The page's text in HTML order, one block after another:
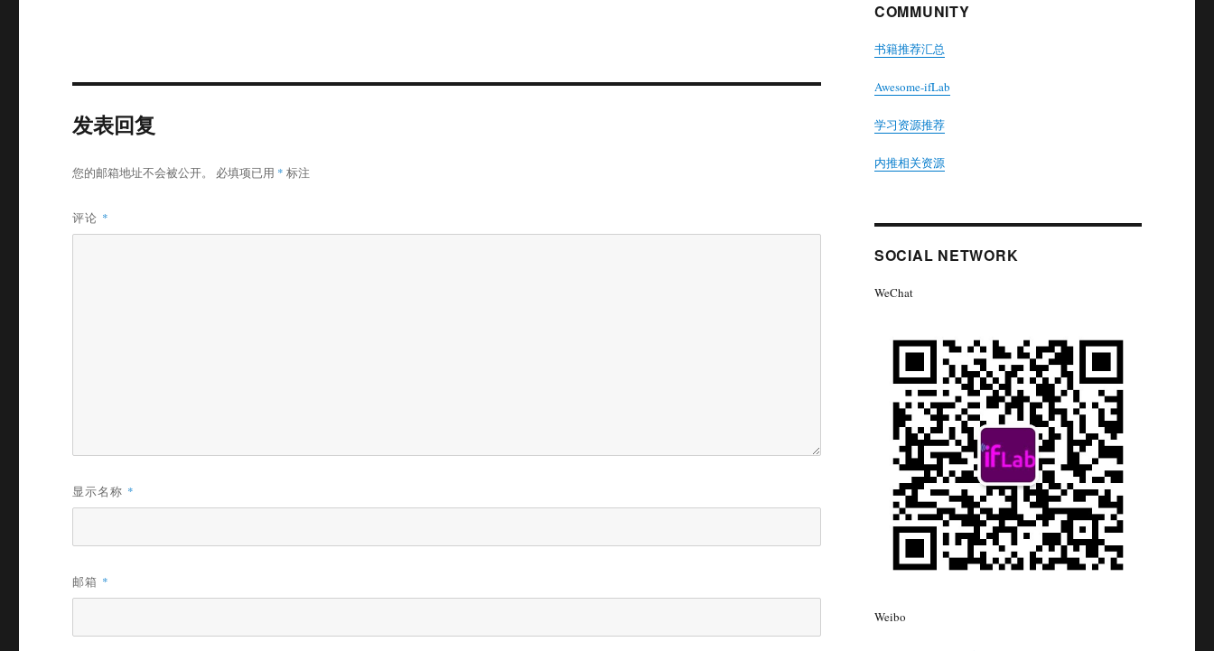
发表回复
您的邮箱地址不会被公开。 必填项已用 * 标注
评论 *
显示名称 *
邮箱 *
COMMUNITY
书籍推荐汇总
Awesome-ifLab
学习资源推荐
内推相关资源
SOCIAL NETWORK
WeChat
Weibo